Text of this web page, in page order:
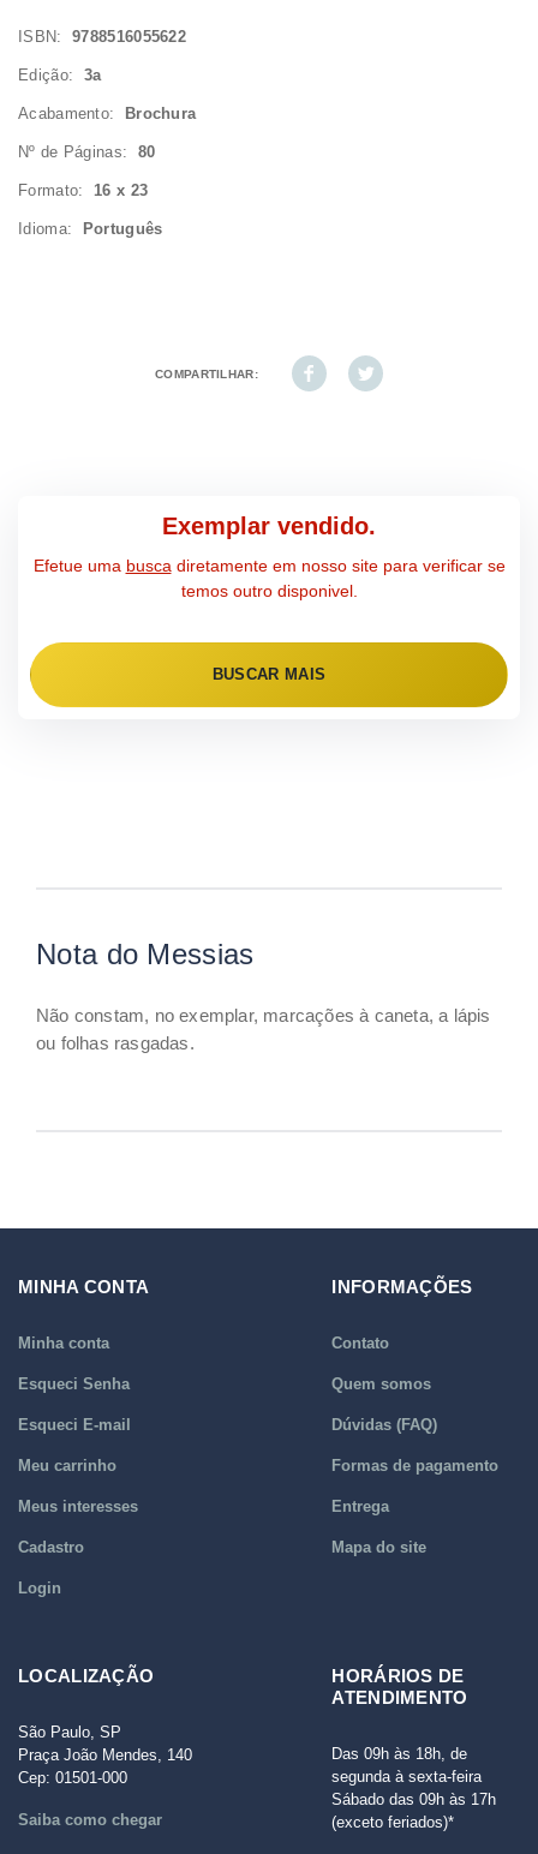
ISBN:9788516055622
Edição: 3a
Acabamento: Brochura
Nº de Páginas: 80
Formato: 16 x 23
Idioma: Português
COMPARTILHAR:
Exemplar vendido.
Efetue uma busca diretamente em nosso site para verificar se
temos outro disponivel.
BUSCAR MAIS
Nota do Messias
Não constam, no exemplar, marcações à caneta, a lápis
ou folhas rasgadas.
MINHA CONTA
Minha conta
Esqueci Senha
Esqueci E-mail
Meu carrinho
Meus interesses
Cadastro
Login
INFORMAÇÕES
Contato
Quem somos
Dúvidas (FAQ)
Formas de pagamento
Entrega
Mapa do site
LOCALIZAÇÃO
São Paulo, SP
Praça João Mendes, 140
Cep: 01501-000
Saiba como chegar
HORÁRIOS DE
ATENDIMENTO
Das 09h às 18h, de
segunda à sexta-feira
Sábado das 09h às 17h
(exceto feriados)*